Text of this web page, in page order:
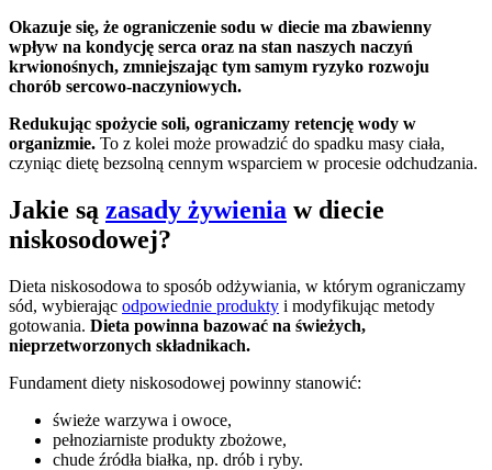
Okazuje się, że ograniczenie sodu w diecie ma zbawienny
wpływ na kondycję serca oraz na stan naszych naczyń
krwionośnych, zmniejszając tym samym ryzyko rozwoju
chorób sercowo-naczyniowych.
Redukując spożycie soli, ograniczamy retencję wody w
organizmie. To z kolei może prowadzić do spadku masy ciała,
czyniąc dietę bezsolną cennym wsparciem w procesie odchudzania.
Jakie są zasady żywienia w diecie
niskosodowej?
Dieta niskosodowa to sposób odżywiania, w którym ograniczamy
sód, wybierając odpowiednie produkty i modyfikując metody
gotowania. Dieta powinna bazować na świeżych,
nieprzetworzonych składnikach.
Fundament diety niskosodowej powinny stanowić:
świeże warzywa i owoce,
pełnoziarniste produkty zbożowe,
chude źródła białka, np. drób i ryby.